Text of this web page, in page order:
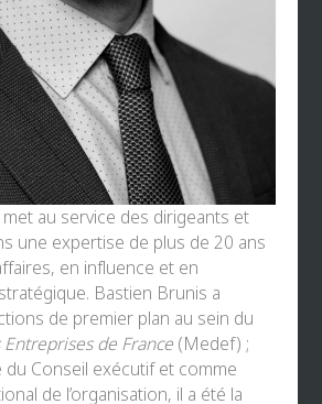
met au service des dirigeants et
une expertise de plus de 20 ans
en influence et en
Bastien Brunis a
de premier plan au sein du
de France (Medef) ;
Conseil exécutif et comme
de l’organisation, il a été la